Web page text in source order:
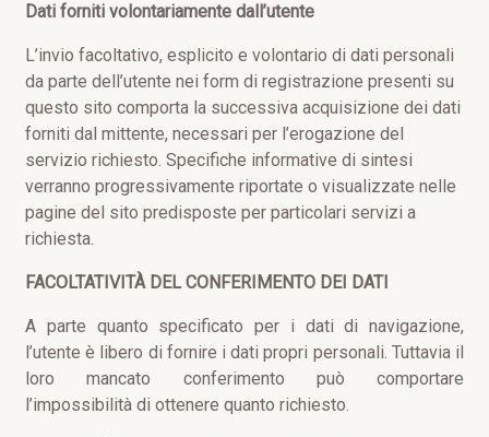
Dati forniti volontariamente dall’utente
L’invio facoltativo, esplicito e volontario di dati personali
da parte dell’utente nei form di registrazione presenti su
questo sito comporta la successiva acquisizione dei dati
forniti dal mittente, necessari per l’erogazione del
servizio richiesto. Specifiche informative di sintesi
verranno progressivamente riportate o visualizzate nelle
pagine del sito predisposte per particolari servizi a
richiesta.
FACOLTATIVITÀ DEL CONFERIMENTO DEI DATI
A parte quanto specificato per i dati di navigazione,
l’utente è libero di fornire i dati propri personali. Tuttavia il
loro mancato conferimento può comportare
l’impossibilità di ottenere quanto richiesto.